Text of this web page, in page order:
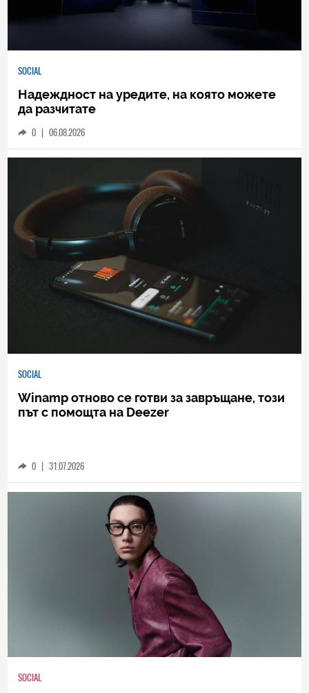
SOCIAL
Надеждност на уредите, на която можете
да разчитате
0 | 06.08.2026
SOCIAL
Winamp отново се готви за завръщане, този
път с помощта на Deezer
0 | 31.07.2026
SOCIAL